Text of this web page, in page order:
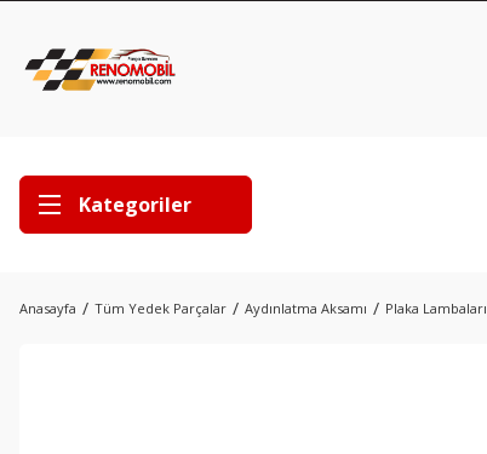
Kategoriler
Anasayfa Tüm Yedek Parçalar Aydınlatma Aksamı Plaka Lambaları